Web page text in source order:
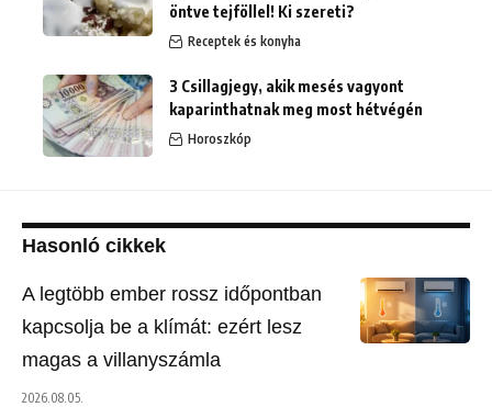
öntve tejföllel! Ki szereti?
Receptek és konyha
3 Csillagjegy, akik mesés vagyont
kaparinthatnak meg most hétvégén
Horoszkóp
Hasonló cikkek
A legtöbb ember rossz időpontban
kapcsolja be a klímát: ezért lesz
magas a villanyszámla
2026.08.05.